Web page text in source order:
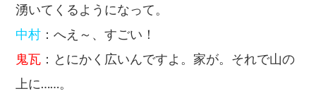
湧いてくるようになって。
中村 ：へえ～、すごい！
鬼瓦 ：とにかく広いんですよ。家が。それで山の
上に……。